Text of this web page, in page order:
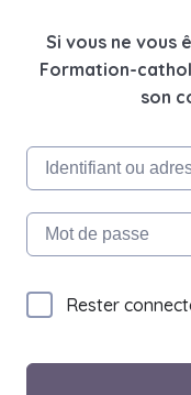
Si vous ne vous
Formation-
son
Rester